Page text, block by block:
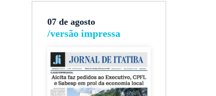
07 de agosto
/versão impressa